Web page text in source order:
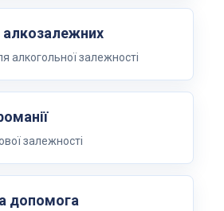
алкозалежних
алкогольної залежності
залежності
допомога